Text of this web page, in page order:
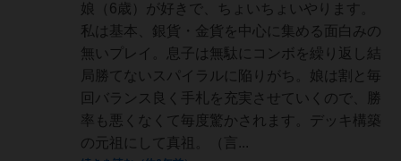
娘（6歳）が好きで、ちょいちょいやります。
私は基本、銀貨・金貨を中心に集める面白みの
無いプレイ。息子は無駄にコンボを繰り返し結
局勝てないスパイラルに陥りがち。娘は割と毎
回バランス良く手札を充実させていくので、勝
率も悪くなくて毎度驚かされます。デッキ構築
の元祖にして真祖。（言...